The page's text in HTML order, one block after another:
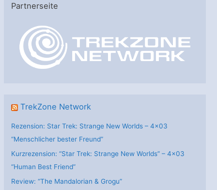
g
Partnerseite
TrekZone Network
Rezension: Star Trek: Strange New Worlds – 4×03
“Menschlicher bester Freund”
Kurzrezension: “Star Trek: Strange New Worlds” – 4×03
“Human Best Friend”
Review: “The Mandalorian & Grogu”